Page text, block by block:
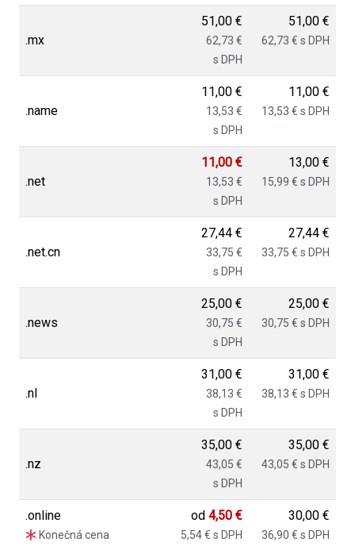
.mx
51,00 €
62,73 €
s DPH
51,00 €
62,73 € s DPH
.name
11,00 €
13,53 €
s DPH
11,00 €
13,53 € s DPH
.net
11,00 €
13,53 €
s DPH
13,00 €
15,99 € s DPH
.net.cn
27,44 €
33,75 €
s DPH
27,44 €
33,75 € s DPH
.news
25,00 €
30,75 €
s DPH
25,00 €
30,75 € s DPH
.nl
31,00 €
38,13 €
s DPH
31,00 €
38,13 € s DPH
.nz
35,00 €
43,05 €
s DPH
35,00 €
43,05 € s DPH
.online
Konečná cena
od 4,50 €
5,54 € s DPH
30,00 €
36,90 € s DPH